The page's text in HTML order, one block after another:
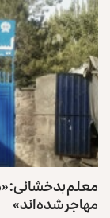
معلم بدخشانی:
مهاجر شده‌اند»